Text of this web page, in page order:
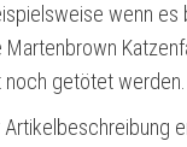
wenn
getötet